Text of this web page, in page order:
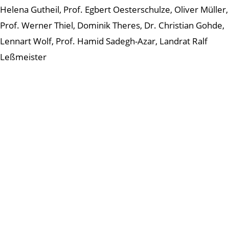
Helena Gutheil, Prof. Egbert Oesterschulze, Oliver Müller,
Prof. Werner Thiel, Dominik Theres, Dr. Christian Gohde,
Lennart Wolf, Prof. Hamid Sadegh-Azar, Landrat Ralf
Leßmeister